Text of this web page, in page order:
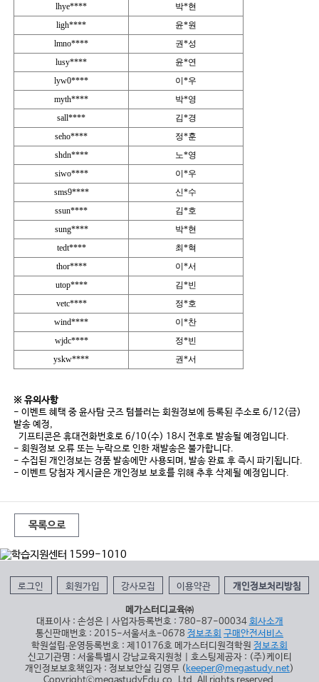
lhye****
박*현
ligh****
윤*원
lmno****
권*성
lusy****
윤*연
lyw0****
이*우
myth****
박*영
sall****
김*경
seho****
정*훈
shdn****
노*영
siwo****
이*우
sms9****
신*수
ssun****
김*호
sung****
박*현
tedt****
최*혁
thor****
이*서
utop****
김*빈
vetc****
정*호
wind****
이*찬
wjdc****
정*빈
yskw****
권*서
※ 유의사항
- 이벤트 혜택 중 윤사탐 굿즈 텀블러는 회원정보에 등록된 주소로 6/12(금)
발송 예정,
기프티콘은 휴대전화번호로 6/10(수) 18시 전후로 발송될 예정입니다.
- 회원정보 오류 또는 누락으로 인한 재발송은 불가합니다.
- 수집된 개인정보는 경품 발송에만 사용되며, 발송 완료 후 즉시 파기됩니다.
- 이벤트 당첨자 게시글은 개인정보 보호를 위해 추후 삭제될 예정입니다.
목록으로
로그인 회원가입 강사모집 이용약관 개인정보처리방침
메가스터디교육㈜
대표이사 : 손성은 | 사업자등록번호 : 780-87-00034 회사소개
통신판매번호 : 2015-서울서초-0678 정보조회 구매안전서비스
학원설립∙운영등록번호 : 제10176호 메가스터디원격학원 정보조회
신고기관명 : 서울특별시 강남교육지원청 | 호스팅제공자 : (주)케이티
개인정보보호책임자 : 정보보안실 김영무 (keeper@megastudy.net)